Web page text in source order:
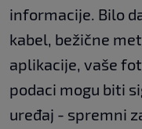
informacije. Bilo
kabel, bežične
aplikacije, vaše
podaci mogu biti
uređaj - spremni